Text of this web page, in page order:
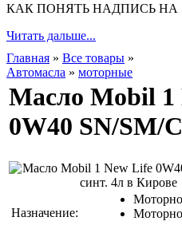
КАК ПОНЯТЬ НАДПИСЬ НА
Читать дальше...
Главная » Все товары »
Автомасла » моторные
Масло Mobil 1
0W40 SN/SM/
Назначение: